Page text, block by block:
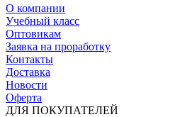
О компании
Учебный класс
Оптовикам
Заявка на проработку
Контакты
Доставка
Новости
Оферта
ДЛЯ ПОКУПАТЕЛЕЙ